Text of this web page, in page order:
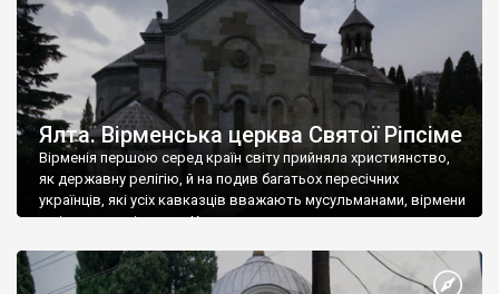
Ялта. Вірменська церква Святої Ріпсіме
Вірменія першою серед країн світу прийняла християнство,
як державну релігію, й на подив багатьох пересічних
українців, які усіх кавказців вважають мусульманами, вірмени
є відданими вірянами Христа